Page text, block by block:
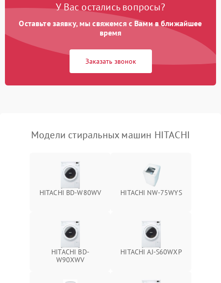
У Вас остались вопросы?
Оставьте заявку, мы свяжемся с Вами в ближайшее
время
Заказать звонок
Модели стиральных машин HITACHI
HITACHI BD-W80WV HITACHI NW-75WYS
HITACHI BD-
W90XWV
HITACHI AJ-S60WXP